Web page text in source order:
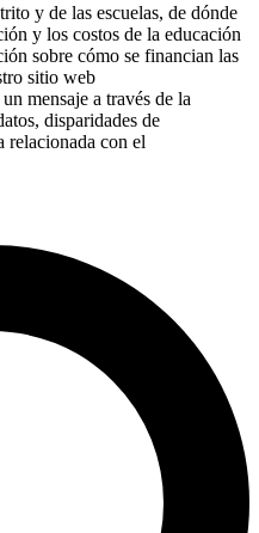
y de las escuelas, de dónde
y los costos de la educación
sobre cómo se financian las
sitio web
mensaje a través de la
disparidades de
relacionada con el